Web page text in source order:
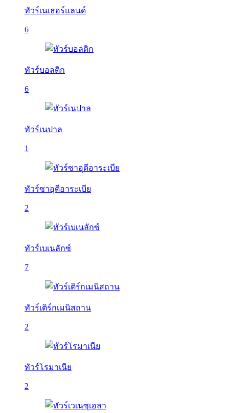
ทัวร์เนเธอร์แลนด์
6
ทัวร์บอลติก
6
ทัวร์เนปาล
1
ทัวร์ซาอุดีอาระเบีย
2
ทัวร์เบเนลักซ์
7
ทัวร์เติร์กเมนิสถาน
2
ทัวร์โรมาเนีย
2